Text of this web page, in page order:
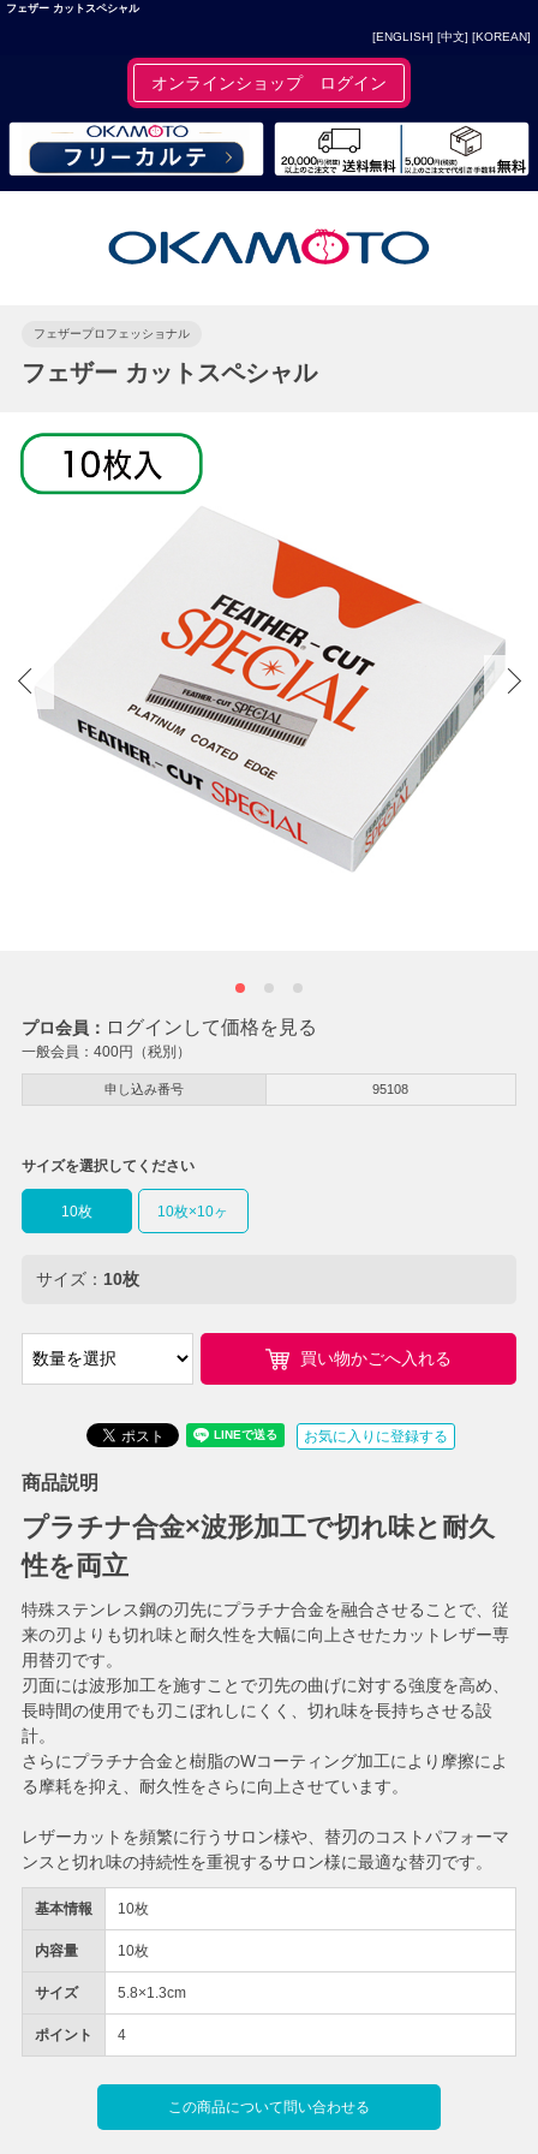
フェザー カットスペシャル
[ENGLISH] [中文] [KOREAN]
オンラインショップ ログイン
フェザープロフェッショナル
フェザー カットスペシャル
プロ会員： ログインして価格を見る
一般会員： 400円（税別）
申し込み番号 95108
基本情報 10枚
内容量 10枚
サイズ 5.8×1.3cm
ポイント 4
サイズを選択してください
10枚 10枚×10ヶ
サイズ： 10枚
買い物かごへ入れる
お気に入りに登録する
この商品について問い合わせる
商品説明
プラチナ合金×波形加工で切れ味と耐久
性を両立
特殊ステンレス鋼の刃先にプラチナ合金を融合させることで、従
来の刃よりも切れ味と耐久性を大幅に向上させたカットレザー専
用替刃です。
刃面には波形加工を施すことで刃先の曲げに対する強度を高め、
長時間の使用でも刃こぼれしにくく、切れ味を長持ちさせる設
計。
さらにプラチナ合金と樹脂のWコーティング加工により摩擦によ
る摩耗を抑え、耐久性をさらに向上させています。
レザーカットを頻繁に行うサロン様や、替刃のコストパフォーマ
ンスと切れ味の持続性を重視するサロン様に最適な替刃です。